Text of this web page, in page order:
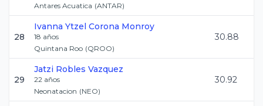
Antares Acuatica (ANTAR)
28
Ivanna Ytzel Corona Monroy
18 años
Quintana Roo (QROO)
30.88
29
Jatzi Robles Vazquez
22 años
Neonatacion (NEO)
30.92